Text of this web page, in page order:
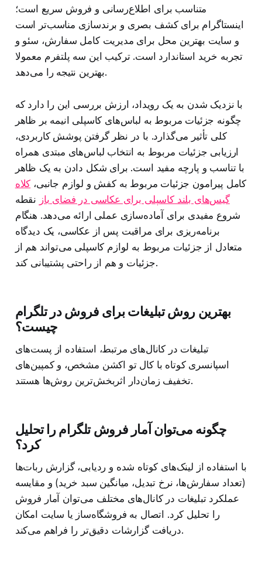
متناسب برای اطلاع‌رسانی و فروش سریع است؛
اینستاگرام برای کشف بصری و برندسازی مناسب‌تر است
و سایت بهترین محل برای مدیریت کامل سفارش، سئو و
تجربه خرید استاندارد است. ترکیب این سه پلتفرم معمولا
بهترین نتیجه را می‌دهد.
با نزدیک شدن به یک رویداد، ارزش بررسی این را دارد که
چگونه جزئیات مربوط به لباس‌های کاسپلی انیمه بر ظاهر
کلی تأثیر می‌گذارد. با در نظر گرفتن پوشش کاربردی،
ارزیابی جزئیات مربوط به انتخاب لباس‌های مبتدی همراه
با تناسب و پارچه مفید است. برای شکل دادن به یک ظاهر
کامل پیرامون جزئیات مربوط به کفش و لوازم جانبی، کلاه
گیس‌های بلند کاسپلی برای عکاسی در فضای باز نقطه
شروع مفیدی برای آماده‌سازی عملی ارائه می‌دهد. هنگام
برنامه‌ریزی برای مراقبت پس از عکاسی، یک دیدگاه
متعادل از جزئیات مربوط به لوازم کاسپلی می‌تواند هم از
جزئیات و هم از راحتی پشتیبانی کند.
بهترین روش تبلیغات برای فروش در تلگرام
چیست؟
تبلیغات در کانال‌های مرتبط، استفاده از پست‌های
اسپانسری کوتاه با کال تو اکشن مشخص، و کمپین‌های
تخفیف زمان‌دار اثربخش‌ترین روش‌ها هستند.
چگونه می‌توان آمار فروش تلگرام را تحلیل
کرد؟
با استفاده از لینک‌های کوتاه شده و ردیابی، گزارش ربات‌ها
(تعداد سفارش‌ها، نرخ تبدیل، میانگین سبد خرید) و مقایسه
عملکرد تبلیغات در کانال‌های مختلف می‌توان آمار فروش
را تحلیل کرد. اتصال به فروشگاه‌ساز یا سایت امکان
دریافت گزارشات دقیق‌تر را فراهم می‌کند.